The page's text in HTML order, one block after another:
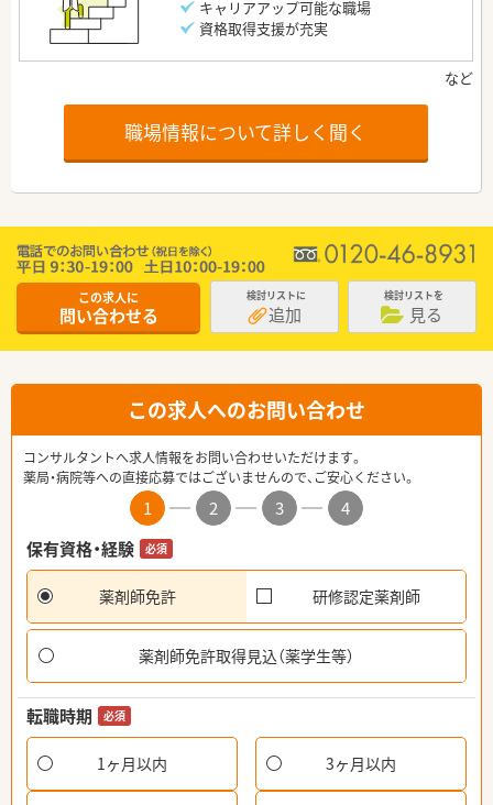
キャリアアップ可能な職場
資格取得支援が充実
職場情報について詳しく聞く
この求人に
問い合わせる
検討リストに
追加
検討リストを
見る
この求人へのお問い合わせ
コンサルタントへ求人情報をお問い合わせいただけます。
薬局・病院等への直接応募ではございませんので、ご安心ください。
1 2 3
4
保有資格・経験
必須
薬剤師免許 研修認定薬剤師
薬剤師免許取得見込（薬学生等）
転職時期 必須
1ヶ月以内 3ヶ月以内